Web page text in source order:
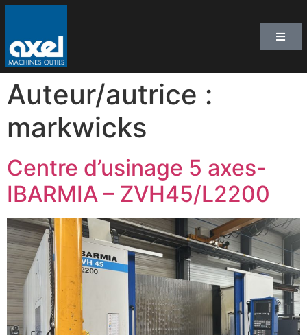
Auteur/autrice :
markwicks
Centre d’usinage 5 axes-
IBARMIA – ZVH45/L2200